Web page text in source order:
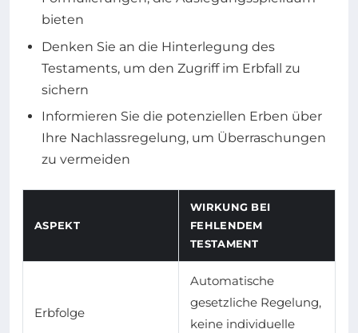
bieten
Denken Sie an die Hinterlegung des
Testaments, um den Zugriff im Erbfall zu
sichern
Informieren Sie die potenziellen Erben über
Ihre Nachlassregelung, um Überraschungen
zu vermeiden
ASPEKT
WIRKUNG BEI
FEHLENDEM
TESTAMENT
Erbfolge
Automatische
gesetzliche Regelung,
keine individuelle